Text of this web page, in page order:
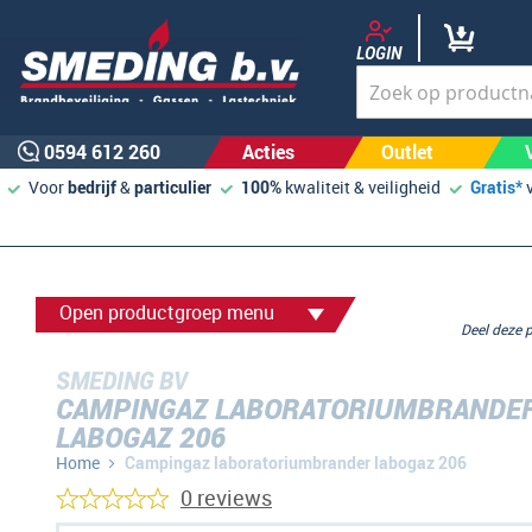
LOGIN
0594 612 260 Acties Outlet
Voorbedrijf&particulier 100% kwaliteit & veiligheid Gratis*
Open productgroep menu
SMEDING BV
CAMPINGAZ
LABOGAZ 206
Home Campingaz laboratoriumbrander labogaz 206
Deel
0 reviews